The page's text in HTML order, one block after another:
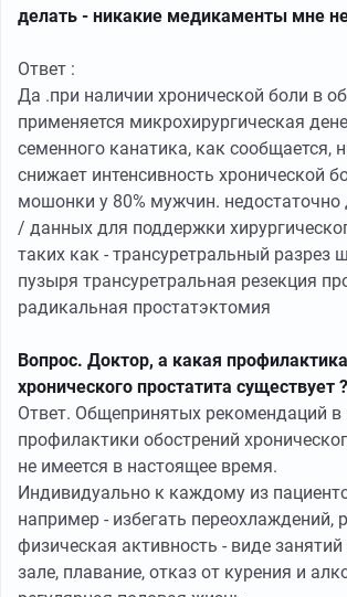
делать - никакие медикаменты мне
Ответ :
Да .при наличии хронической боли в
применяется микрохирургическая
семенного канатика, как сообщается,
снижает интенсивность хронической
мошонки у 80% мужчин. недостаточно
/ данных для поддержки
таких как - трансуретральный разрез
пузыря трансуретральная резекция
радикальная простатэктомия
Вопрос. Доктор, а какая
хронического простатита существует ?
Ответ. Общепринятых рекомендаций в
профилактики обострений
не имеется в настоящее время.
Индивидуально к каждому из
например - избегать переохлаждений,
физическая активность - виде
зале, плавание, отказ от курения и